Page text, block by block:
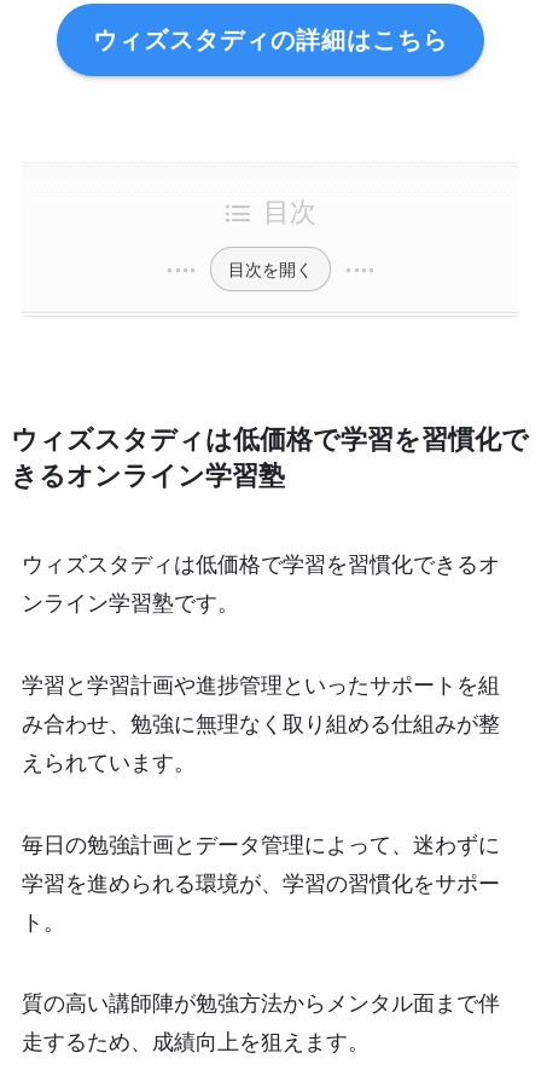
ウィズスタディの詳細はこちら
目次
目次を開く
ウィズスタディは低価格で学習を習慣化で
きるオンライン学習塾
ウィズスタディは低価格で学習を習慣化できるオ
ンライン学習塾です。
学習と学習計画や進捗管理といったサポートを組
み合わせ、勉強に無理なく取り組める仕組みが整
えられています。
毎日の勉強計画とデータ管理によって、迷わずに
学習を進められる環境が、学習の習慣化をサポー
ト。
質の高い講師陣が勉強方法からメンタル面まで伴
走するため、成績向上を狙えます。